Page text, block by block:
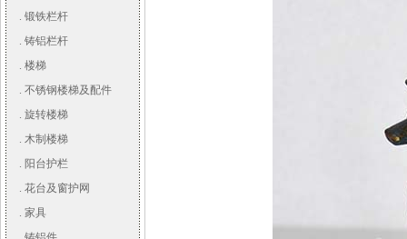
. 锻铁栏杆
. 铸铝栏杆
. 楼梯
. 不锈钢楼梯及配件
. 旋转楼梯
. 木制楼梯
. 阳台护栏
. 花台及窗护网
. 家具